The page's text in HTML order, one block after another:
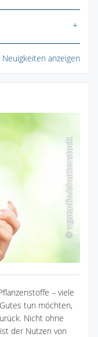
Neuigkeiten anzeigen
– viele
tun möchten,
Nicht ohne
der Nutzen von